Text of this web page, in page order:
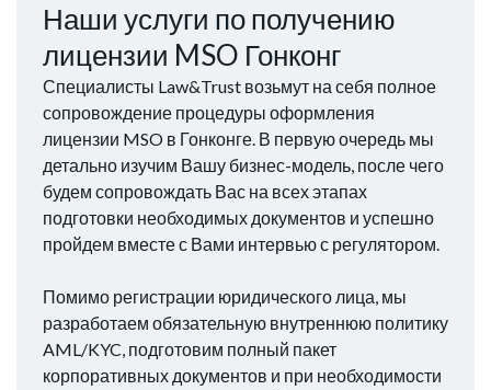
Наши услуги по получению
лицензии MSO Гонконг
Специалисты Law&Trust возьмут на себя полное
сопровождение процедуры оформления
лицензии MSO в Гонконге. В первую очередь мы
детально изучим Вашу бизнес-модель, после чего
будем сопровождать Вас на всех этапах
подготовки необходимых документов и успешно
пройдем вместе с Вами интервью с регулятором.
Помимо регистрации юридического лица, мы
разработаем обязательную внутреннюю политику
AML/KYC, подготовим полный пакет
корпоративных документов и при необходимости